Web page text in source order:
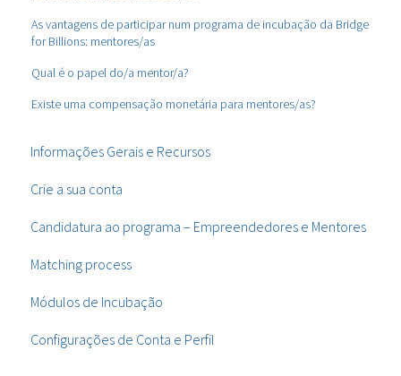
As vantagens de participar num programa de incubação da Bridge
for Billions: mentores/as
Qual é o papel do/a mentor/a?
Existe uma compensação monetária para mentores/as?
Informações Gerais e Recursos
Crie a sua conta
Candidatura ao programa – Empreendedores e Mentores
Matching process
Módulos de Incubação
Configurações de Conta e Perfil